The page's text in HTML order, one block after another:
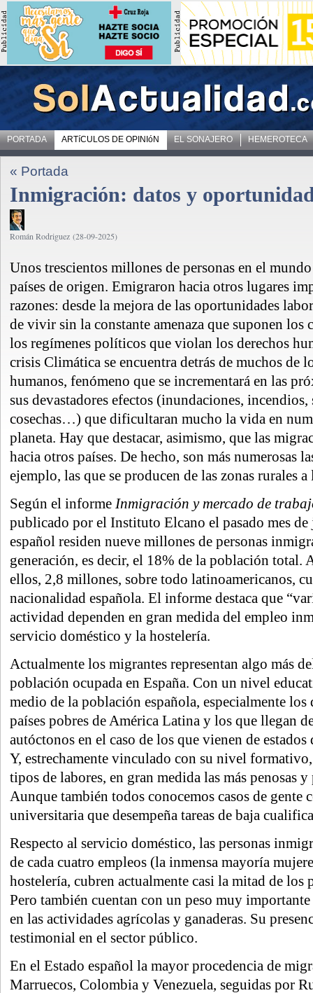
PORTADA ARTíCULOS DE OPINIóN EL SONAJERO HEMEROTECA
« Portada
Inmigración: datos y
Román Rodriguez (28-09-2025)
Unos trescientos millones de personas en el
países de origen. Emigraron hacia otros lugares
razones: desde la mejora de las oportunidades
de vivir sin la constante amenaza que suponen los
los regímenes políticos que violan los derechos
crisis Climática se encuentra detrás de muchos de
humanos, fenómeno que se incrementará en las
sus devastadores efectos (inundaciones, incendios,
cosechas…) que dificultaran mucho la vida en
planeta. Hay que destacar, asimismo, que las
hacia otros países. De hecho, son más numerosas
ejemplo, las que se producen de las zonas rurales
Según el informe Inmigración y mercado de
publicado por el Instituto Elcano el pasado mes
español residen nueve millones de personas
generación, es decir, el 18% de la población total.
ellos, 2,8 millones, sobre todo latinoamericanos,
nacionalidad española. El informe destaca que
actividad dependen en gran medida del empleo
servicio doméstico y la hostelería.
Actualmente los migrantes representan algo más
población ocupada en España. Con un nivel
medio de la población española, especialmente los
países pobres de América Latina y los que llegan
autóctonos en el caso de los que vienen de
Y, estrechamente vinculado con su nivel
tipos de labores, en gran medida las más penosas y
Aunque también todos conocemos casos de gente
universitaria que desempeña tareas de baja
Respecto al servicio doméstico, las personas
de cada cuatro empleos (la inmensa mayoría
hostelería, cubren actualmente casi la mitad de los
Pero también cuentan con un peso muy
en las actividades agrícolas y ganaderas. Su
testimonial en el sector público.
En el Estado español la mayor procedencia de
Marruecos, Colombia y Venezuela, seguidas por